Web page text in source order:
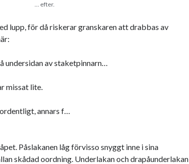
… efter.
lupp, för då riskerar granskaren att drabbas av
undersidan av staketpinnarn…
missat lite.
annars f…
Påslakanen låg förvisso snyggt inne i sina
skådad oordning. Underlakan och drapåunderlakan